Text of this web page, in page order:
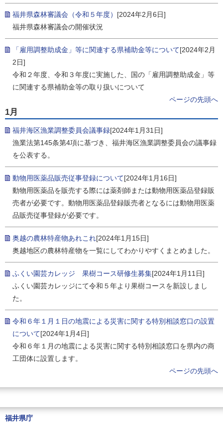
福井県森林審議会（令和５年度） [2024年2月6日]
福井県森林審議会の開催状況
「雇用調整助成金」等に関連する県補助金等について[2024年2月
2日]
令和２年度、令和３年度に実施した、国の「雇用調整助成金」等
に関連する県補助金等の取り扱いについて
ページの先頭へ
1月
福井海区漁業調整委員会議事録[2024年1月31日]
漁業法第145条第4項に基づき、福井海区漁業調整委員会の議事録
を公表する。
動物用医薬品販売従事登録について[2024年1月16日]
動物用医薬品を販売する際には薬剤師または動物用医薬品登録販
売者が必要です。動物用医薬品登録販売者となるには動物用医薬
品販売従事登録が必要です。
奥越の農林特産物あれこれ[2024年1月15日]
奥越地区の農林特産物を一覧にしてわかりやすくまとめました。
ふくい園芸カレッジ 果樹コース研修生募集[2024年1月11日]
ふくい園芸カレッジにて令和５年より果樹コースを新設しまし
た。
令和６年１月１日の地震による災害に関する特別相談窓口の設置
について[2024年1月4日]
令和６年１月の地震による災害に関する特別相談窓口を県内の商
工団体に設置します。
ページの先頭へ
福井県庁